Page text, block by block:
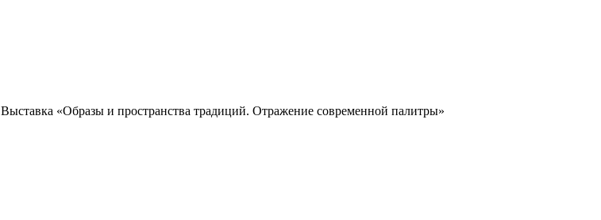
Выставка «Образы и пространства традиций. Отражение современной палитры»